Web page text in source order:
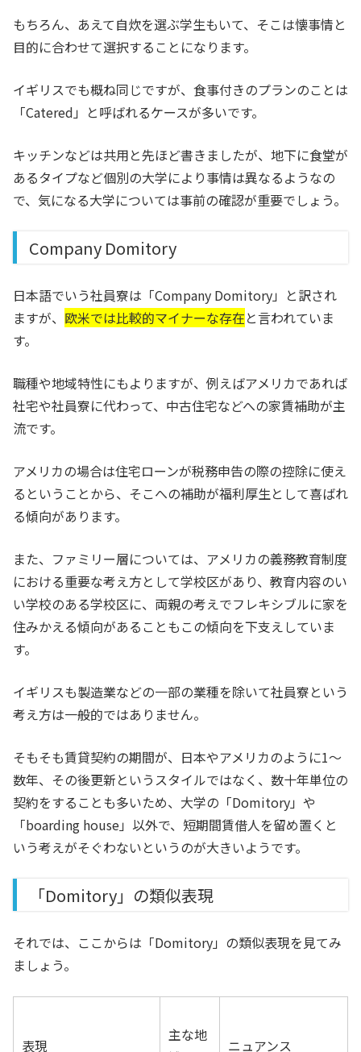
もちろん、あえて自炊を選ぶ学生もいて、そこは懐事情と
目的に合わせて選択することになります。
イギリスでも概ね同じですが、食事付きのプランのことは
「Catered」と呼ばれるケースが多いです。
キッチンなどは共用と先ほど書きましたが、地下に食堂が
あるタイプなど個別の大学により事情は異なるようなの
で、気になる大学については事前の確認が重要でしょう。
Company Domitory
日本語でいう社員寮は「Company Domitory」と訳され
ますが、 欧米では比較的マイナーな存在と言われていま
す。
職種や地域特性にもよりますが、例えばアメリカであれば
社宅や社員寮に代わって、中古住宅などへの家賃補助が主
流です。
アメリカの場合は住宅ローンが税務申告の際の控除に使え
るということから、そこへの補助が福利厚生として喜ばれ
る傾向があります。
また、ファミリー層については、アメリカの義務教育制度
における重要な考え方として学校区があり、教育内容のい
い学校のある学校区に、両親の考えでフレキシブルに家を
住みかえる傾向があることもこの傾向を下支えしていま
す。
イギリスも製造業などの一部の業種を除いて社員寮という
考え方は一般的ではありません。
そもそも賃貸契約の期間が、日本やアメリカのように1〜
数年、その後更新というスタイルではなく、数十年単位の
契約をすることも多いため、大学の「Domitory」や
「boarding house」以外で、短期間賃借人を留め置くと
いう考えがそぐわないというのが大きいようです。
「Domitory」の類似表現
それでは、ここからは「Domitory」の類似表現を見てみ
ましょう。
表現
主な地
ニュアンス